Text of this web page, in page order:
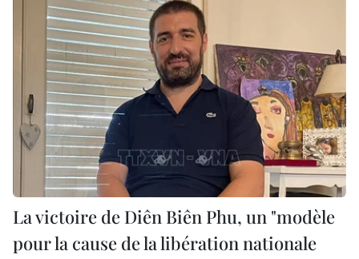
La victoire de Diên Biên Phu, un "modèle
pour la cause de la libération nationale